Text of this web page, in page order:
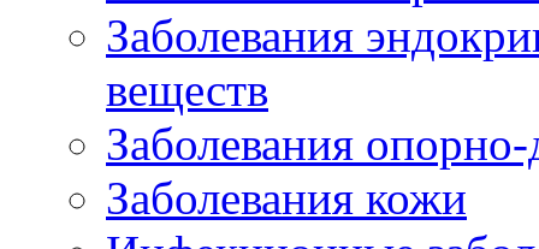
Заболевания
веществ
Заболевания опорно-
Заболевания кожи